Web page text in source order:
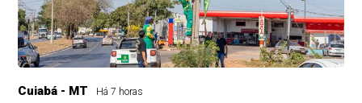
Cuiabá - MT Há 7 horas